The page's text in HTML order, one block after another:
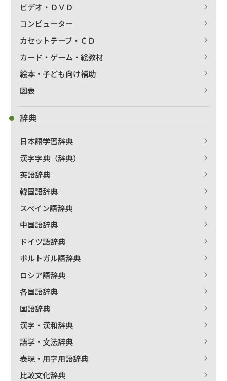
ビデオ・ＤＶＤ
コンピューター
カセットテープ・ＣＤ
カード・ゲーム・絵教材
絵本・子ども向け補助
図表
辞典
日本語学習辞典
漢字字典（辞典）
英語辞典
韓国語辞典
スペイン語辞典
中国語辞典
ドイツ語辞典
ポルトガル語辞典
ロシア語辞典
各国語辞典
国語辞典
漢字・漢和辞典
語学・文法辞典
表現・用字用語辞典
比較文化辞典